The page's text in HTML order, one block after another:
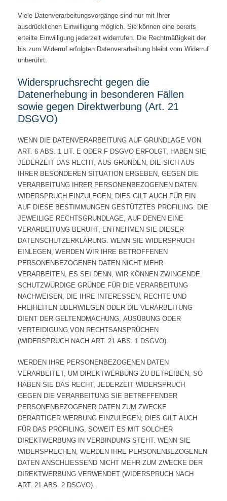
Viele Datenverarbeitungsvorgänge sind nur mit Ihrer
ausdrücklichen Einwilligung möglich. Sie können eine bereits
erteilte Einwilligung jederzeit widerrufen. Die Rechtmäßigkeit der
bis zum Widerruf erfolgten Datenverarbeitung bleibt vom Widerruf
unberührt.
Widerspruchsrecht gegen die
Datenerhebung in besonderen Fällen
sowie gegen Direktwerbung (Art. 21
DSGVO)
WENN DIE DATENVERARBEITUNG AUF GRUNDLAGE VON
ART. 6 ABS. 1 LIT. E ODER F DSGVO ERFOLGT, HABEN SIE
JEDERZEIT DAS RECHT, AUS GRÜNDEN, DIE SICH AUS
IHRER BESONDEREN SITUATION ERGEBEN, GEGEN DIE
VERARBEITUNG IHRER PERSONENBEZOGENEN DATEN
WIDERSPRUCH EINZULEGEN; DIES GILT AUCH FÜR EIN
AUF DIESE BESTIMMUNGEN GESTÜTZTES PROFILING. DIE
JEWEILIGE RECHTSGRUNDLAGE, AUF DENEN EINE
VERARBEITUNG BERUHT, ENTNEHMEN SIE DIESER
DATENSCHUTZERKLÄRUNG. WENN SIE WIDERSPRUCH
EINLEGEN, WERDEN WIR IHRE BETROFFENEN
PERSONENBEZOGENEN DATEN NICHT MEHR
VERARBEITEN, ES SEI DENN, WIR KÖNNEN ZWINGENDE
SCHUTZWÜRDIGE GRÜNDE FÜR DIE VERARBEITUNG
NACHWEISEN, DIE IHRE INTERESSEN, RECHTE UND
FREIHEITEN ÜBERWIEGEN ODER DIE VERARBEITUNG
DIENT DER GELTENDMACHUNG, AUSÜBUNG ODER
VERTEIDIGUNG VON RECHTSANSPRÜCHEN
(WIDERSPRUCH NACH ART. 21 ABS. 1 DSGVO).
WERDEN IHRE PERSONENBEZOGENEN DATEN
VERARBEITET, UM DIREKTWERBUNG ZU BETREIBEN, SO
HABEN SIE DAS RECHT, JEDERZEIT WIDERSPRUCH
GEGEN DIE VERARBEITUNG SIE BETREFFENDER
PERSONENBEZOGENER DATEN ZUM ZWECKE
DERARTIGER WERBUNG EINZULEGEN; DIES GILT AUCH
FÜR DAS PROFILING, SOWEIT ES MIT SOLCHER
DIREKTWERBUNG IN VERBINDUNG STEHT. WENN SIE
WIDERSPRECHEN, WERDEN IHRE PERSONENBEZOGENEN
DATEN ANSCHLIESSEND NICHT MEHR ZUM ZWECKE DER
DIREKTWERBUNG VERWENDET (WIDERSPRUCH NACH
ART. 21 ABS. 2 DSGVO).